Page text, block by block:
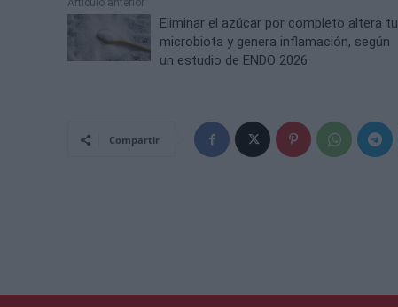
Artículo anterior
Eliminar el azúcar por completo altera tu
microbiota y genera inflamación, según
un estudio de ENDO 2026
Compartir